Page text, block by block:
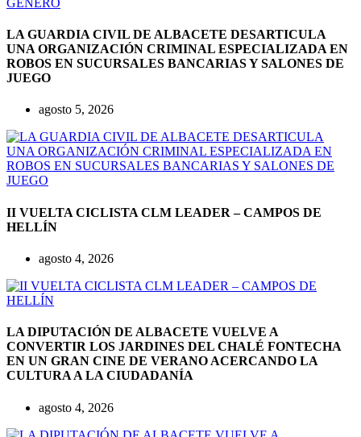
LA GUARDIA CIVIL DE ALBACETE DESARTICULA
UNA ORGANIZACIÓN CRIMINAL ESPECIALIZADA EN
ROBOS EN SUCURSALES BANCARIAS Y SALONES DE
JUEGO
agosto 5, 2026
II VUELTA CICLISTA CLM LEADER – CAMPOS DE
HELLÍN
agosto 4, 2026
LA DIPUTACIÓN DE ALBACETE VUELVE A
CONVERTIR LOS JARDINES DEL CHALÉ FONTECHA
EN UN GRAN CINE DE VERANO ACERCANDO LA
CULTURA A LA CIUDADANÍA
agosto 4, 2026